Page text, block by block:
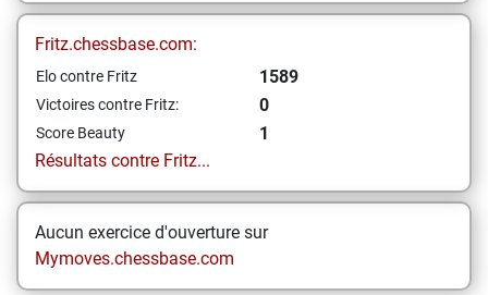
Fritz.chessbase.com:
Elo contre Fritz 1589
Victoires contre Fritz: 0
Score Beauty
1
Résultats contre Fritz...
Aucun exercice d'ouverture sur
Mymoves.chessbase.com